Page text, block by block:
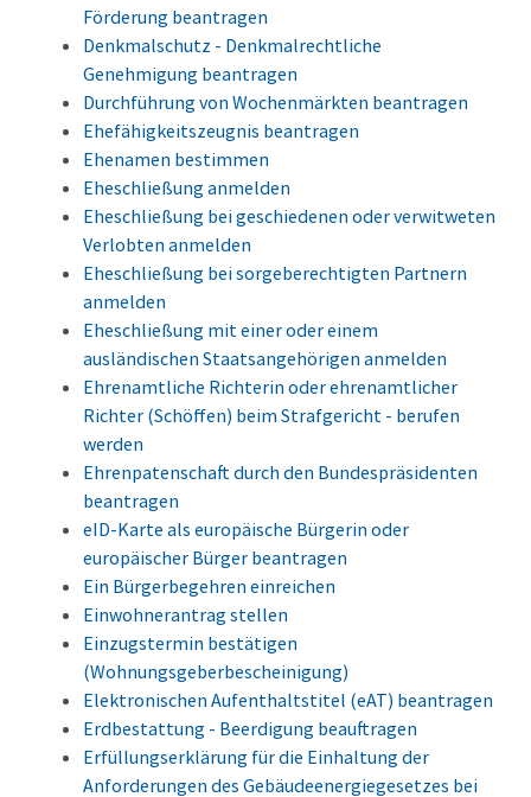
Förderung beantragen
Denkmalschutz - Denkmalrechtliche
Genehmigung beantragen
Durchführung von Wochenmärkten beantragen
Ehefähigkeitszeugnis beantragen
Ehenamen bestimmen
Eheschließung anmelden
Eheschließung bei geschiedenen oder verwitweten
Verlobten anmelden
Eheschließung bei sorgeberechtigten Partnern
anmelden
Eheschließung mit einer oder einem
ausländischen Staatsangehörigen anmelden
Ehrenamtliche Richterin oder ehrenamtlicher
Richter (Schöffen) beim Strafgericht - berufen
werden
Ehrenpatenschaft durch den Bundespräsidenten
beantragen
eID-Karte als europäische Bürgerin oder
europäischer Bürger beantragen
Ein Bürgerbegehren einreichen
Einwohnerantrag stellen
Einzugstermin bestätigen
(Wohnungsgeberbescheinigung)
Elektronischen Aufenthaltstitel (eAT) beantragen
Erdbestattung - Beerdigung beauftragen
Erfüllungserklärung für die Einhaltung der
Anforderungen des Gebäudeenergiegesetzes bei